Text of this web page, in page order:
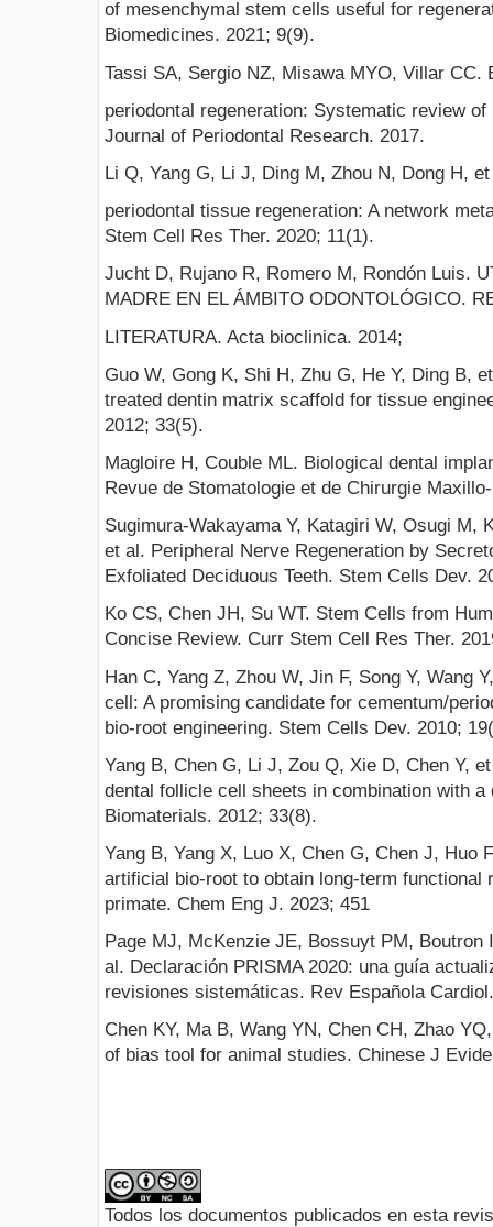
of mesenchymal stem cells useful for
Biomedicines. 2021; 9(9).
Tassi SA, Sergio NZ, Misawa MYO, Villar
periodontal regeneration: Systematic review
Journal of Periodontal Research. 2017.
Li Q, Yang G, Li J, Ding M, Zhou N, Dong H,
periodontal tissue regeneration: A network
Stem Cell Res Ther. 2020; 11(1).
Jucht D, Rujano R, Romero M, Rondón Luis.
MADRE EN EL ÁMBITO ODONTOLÓGICO.
LITERATURA. Acta bioclinica. 2014;
Guo W, Gong K, Shi H, Zhu G, He Y, Ding B,
treated dentin matrix scaffold for tissue
2012; 33(5).
Magloire H, Couble ML. Biological dental
Revue de Stomatologie et de Chirurgie
Sugimura-Wakayama Y, Katagiri W, Osugi M,
et al. Peripheral Nerve Regeneration by
Exfoliated Deciduous Teeth. Stem Cells Dev.
Ko CS, Chen JH, Su WT. Stem Cells from
Concise Review. Curr Stem Cell Res Ther.
Han C, Yang Z, Zhou W, Jin F, Song Y, Wang
cell: A promising candidate for cementum/
bio-root engineering. Stem Cells Dev. 2010;
Yang B, Chen G, Li J, Zou Q, Xie D, Chen Y,
dental follicle cell sheets in combination with
Biomaterials. 2012; 33(8).
Yang B, Yang X, Luo X, Chen G, Chen J, Huo
artificial bio-root to obtain long-term functional
primate. Chem Eng J. 2023; 451
Page MJ, McKenzie JE, Bossuyt PM, Boutron
al. Declaración PRISMA 2020: una guía
revisiones sistemáticas. Rev Española
Chen KY, Ma B, Wang YN, Chen CH, Zhao
of bias tool for animal studies. Chinese J
Todos los documentos publicados en esta